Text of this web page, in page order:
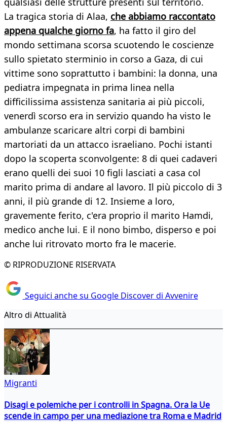
La tragica storia di Alaa, che abbiamo raccontato
appena qualche giorno fa, ha fatto il giro del
mondo settimana scorsa scuotendo le coscienze
sullo spietato sterminio in corso a Gaza, di cui
vittime sono soprattutto i bambini: la donna, una
pediatra impegnata in prima linea nella
difficilissima assistenza sanitaria ai più piccoli,
venerdì scorso era in servizio quando ha visto le
ambulanze scaricare altri corpi di bambini
martoriati da un attacco israeliano. Pochi istanti
dopo la scoperta sconvolgente: 8 di quei cadaveri
erano quelli dei suoi 10 figli lasciati a casa col
marito prima di andare al lavoro. Il più piccolo di 3
anni, il più grande di 12. Insieme a loro,
gravemente ferito, c'era proprio il marito Hamdi,
medico anche lui. E il nono bimbo, disperso e poi
anche lui ritrovato morto fra le macerie.
© RIPRODUZIONE RISERVATA
Seguici anche su Google Discover di Avvenire
Altro di Attualità
Migranti
Disagi e polemiche per i controlli in Spagna. Ora la Ue
scende in campo per una mediazione tra Roma e Madrid